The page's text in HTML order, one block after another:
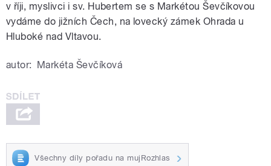
v říji, myslivci i sv. Hubertem se s Markétou Ševčíkovou
vydáme do jižních Čech, na lovecký zámek Ohrada u
Hluboké nad Vltavou.
autor: Markéta Ševčíková
Všechny díly pořadu na mujRozhlas